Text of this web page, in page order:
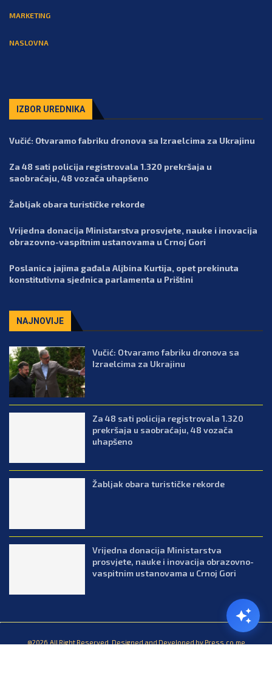
MARKETING
NASLOVNA
IZBOR UREDNIKA
Vučić: Otvaramo fabriku dronova sa Izraelcima za Ukrajinu
Za 48 sati policija registrovala 1.320 prekršaja u
saobraćaju, 48 vozača uhapšeno
Žabljak obara turističke rekorde
Vrijedna donacija Ministarstva prosvjete, nauke i inovacija
obrazovno-vaspitnim ustanovama u Crnoj Gori
Poslanica jajima gađala Aljbina Kurtija, opet prekinuta
konstitutivna sjednica parlamenta u Prištini
NAJNOVIJE
Vučić: Otvaramo fabriku dronova sa
Izraelcima za Ukrajinu
Za 48 sati policija registrovala 1.320
prekršaja u saobraćaju, 48 vozača
uhapšeno
Žabljak obara turističke rekorde
Vrijedna donacija Ministarstva
prosvjete, nauke i inovacija obrazovno-
vaspitnim ustanovama u Crnoj Gori
@2026.All Right Reserved. Designed and Developed by Press.co.me